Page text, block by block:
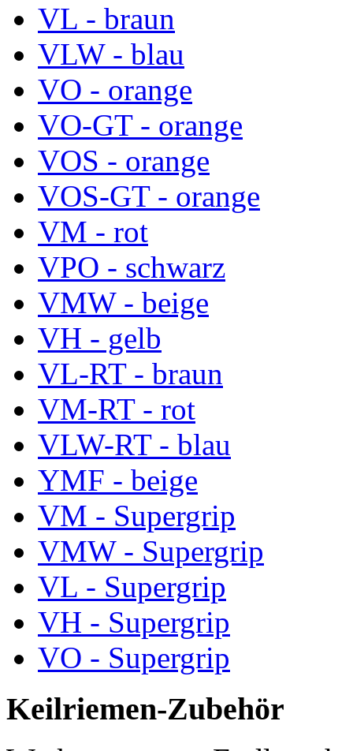
VL - braun
VLW - blau
VO - orange
VO-GT - orange
VOS - orange
VOS-GT - orange
VM - rot
VPO - schwarz
VMW - beige
VH - gelb
VL-RT - braun
VM-RT - rot
VLW-RT - blau
YMF - beige
VM - Supergrip
VMW - Supergrip
VL - Supergrip
VH - Supergrip
VO - Supergrip
Keilriemen-Zubehör